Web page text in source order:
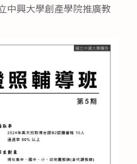
中興大學創產學院推廣教